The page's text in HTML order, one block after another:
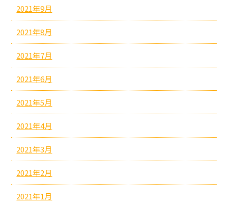
2021年9月
2021年8月
2021年7月
2021年6月
2021年5月
2021年4月
2021年3月
2021年2月
2021年1月